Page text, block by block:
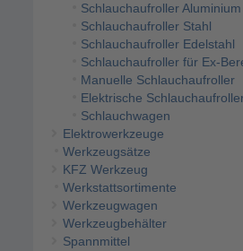
Schlauchaufroller Aluminium
Schlauchaufroller Stahl
Schlauchaufroller Edelstahl
Schlauchaufroller für Ex-
Manuelle Schlauchaufroller
Elektrische
Schlauchwagen
Elektrowerkzeuge
Werkzeugsätze
KFZ Werkzeug
Werkstattsortimente
Werkzeugwagen
Werkzeugbehälter
Spannmittel